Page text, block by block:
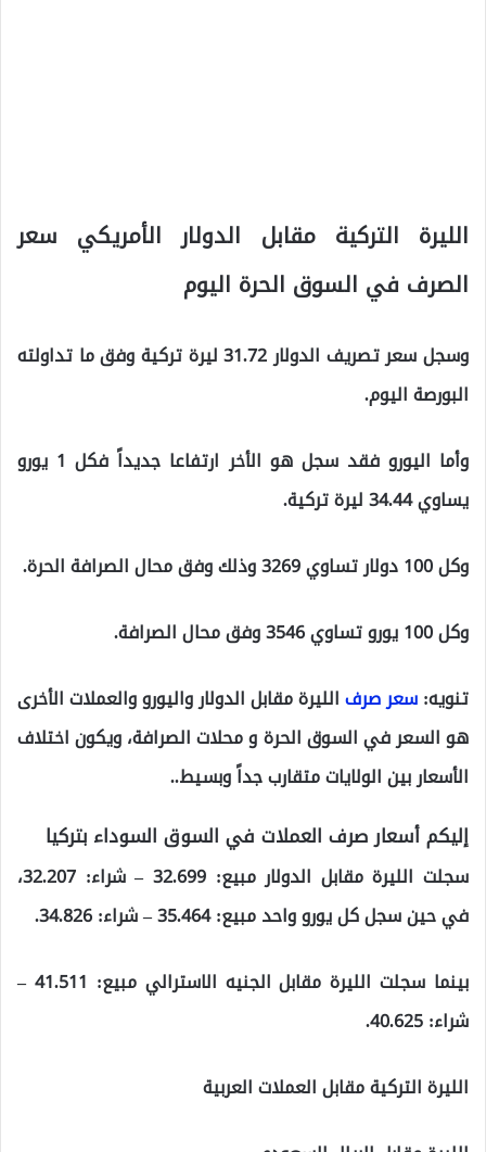
الليرة التركية مقابل الدولار الأمريكي سعر
الصرف في السوق الحرة اليوم
وسجل سعر تصريف الدولار 31.72 ليرة تركية وفق ما تداولته
البورصة اليوم.
وأما اليورو فقد سجل هو الأخر ارتفاعا جديداً فكل 1 يورو
يساوي 34.44 ليرة تركية.
وكل 100 دولار تساوي 3269 وذلك وفق محال الصرافة الحرة.
وكل 100 يورو تساوي 3546 وفق محال الصرافة.
تنويه:سعر صرفالليرة مقابل الدولار واليورو والعملات الأخرى
هو السعر في السوق الحرة و محلات الصرافة، ويكون اختلاف
الأسعار بين الولايات متقارب جداً وبسيط..
إليكم أسعار صرف العملات في السوق السوداء بتركيا
سجلت الليرة مقابل الدولار مبيع: 32.699 – شراء: 32.207،
في حين سجل كل يورو واحد مبيع: 35.464 – شراء: 34.826.
بينما سجلت الليرة مقابل الجنيه الاسترالي مبيع: 41.511 –
شراء: 40.625.
الليرة التركية مقابل العملات العربية